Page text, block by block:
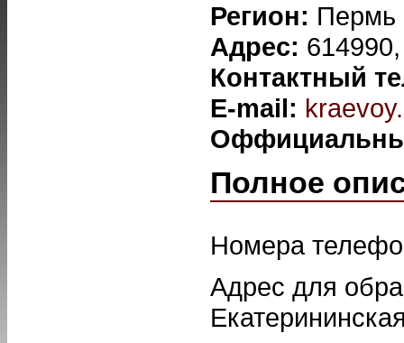
Регион: Пермь
Адрес:
Контактный
E-mail:
Полное
Номера
Адрес для